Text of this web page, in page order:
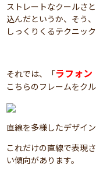
ストレートなクールさ
込んだというか、そう
しっくりくるテクニック
それでは、「ラフォン
こちらのフレームをク
直線を多様したデザイン
これだけの直線で表現
い傾向があります。